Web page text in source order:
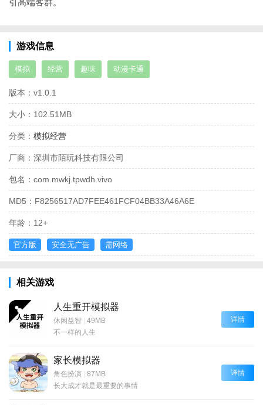
引高端客群。
游戏信息
模拟 经营 趣味 动漫卡通
版本： v1.0.1
大小： 102.51MB
分类： 模拟经营
厂商： 深圳市陌玩科技有限公司
包名： com.mwkj.tpwdh.vivo
MD5： F8256517AD7FEE461FCF04BB33A46A6E
年龄： 12+
官方版 安全无广告 需网络
相关游戏
人生重开模拟器
休闲益智 | 49MB
不一样的人生
详情
家长模拟器
角色扮演 | 87MB
长大成才就是最重要的事情
详情